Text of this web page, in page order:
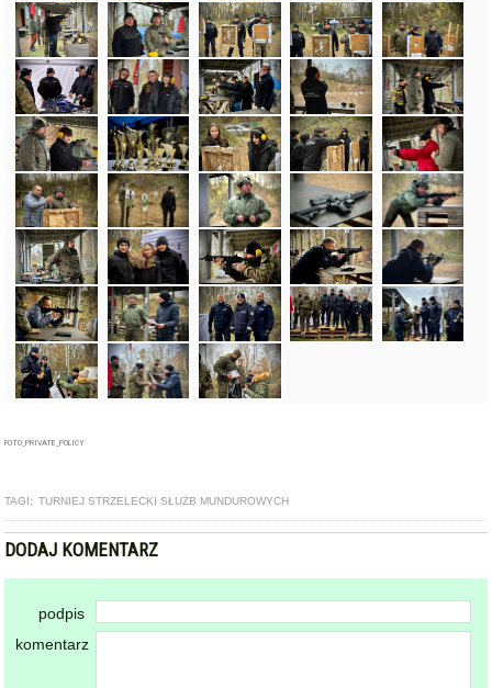
FOTO_PRIVATE_POLICY
TAGI: TURNIEJ STRZELECKI SŁUŻB MUNDUROWYCH
DODAJ KOMENTARZ
podpis
komentarz